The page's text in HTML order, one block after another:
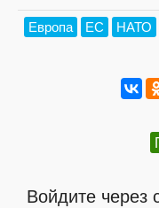
Европа ЕС НАТО
Войдите через